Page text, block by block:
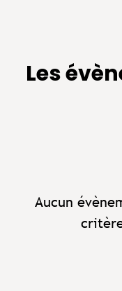
Les
Aucun